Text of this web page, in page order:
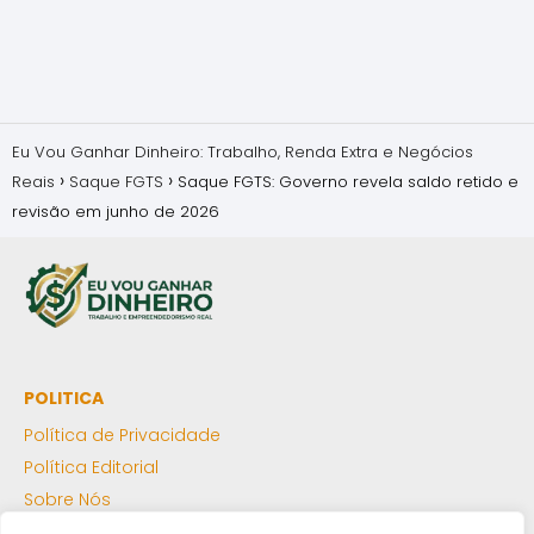
Eu Vou Ganhar Dinheiro: Trabalho, Renda Extra e Negócios
Reais
Saque FGTS
Saque FGTS: Governo revela saldo retido e
revisão em junho de 2026
POLITICA
Política de Privacidade
Política Editorial
Sobre Nós